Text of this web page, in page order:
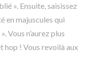
». Ensuite, saisissez
en majuscules qui
Vous n’aurez plus
hop ! Vous revoilà aux